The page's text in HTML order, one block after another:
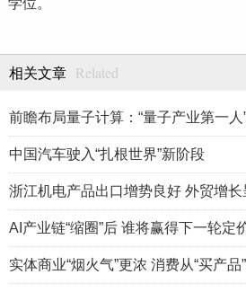
学位。
相关文章 Related
中国汽车驶入“扎根世界”新阶段
浙江机电产品出口增势良好 外贸增
AI产业链“缩圈”后 谁将赢得下一轮定
实体商业“烟火气”更浓 消费从“买产品